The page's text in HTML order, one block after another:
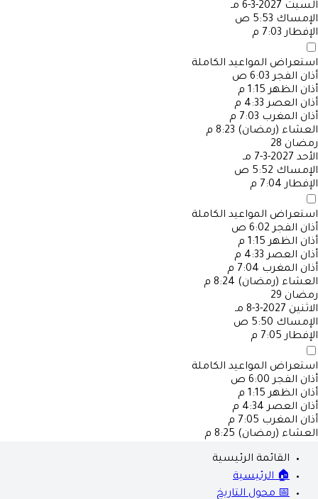
السبت 2027-3-6 مـ
الإمساك 5:53 ص
الإفطار 7:03 م
استعراض المواعيد الكاملة
أذان الفجر 6:03 ص
أذان الظهر 1:15 م
أذان العصر 4:33 م
أذان المغرب 7:03 م
العشاء (رمضان) 8:23 م
رمضان 28
الأحد 2027-3-7 مـ
الإمساك 5:52 ص
الإفطار 7:04 م
استعراض المواعيد الكاملة
أذان الفجر 6:02 ص
أذان الظهر 1:15 م
أذان العصر 4:33 م
أذان المغرب 7:04 م
العشاء (رمضان) 8:24 م
رمضان 29
الاثنين 2027-3-8 مـ
الإمساك 5:50 ص
الإفطار 7:05 م
استعراض المواعيد الكاملة
أذان الفجر 6:00 ص
أذان الظهر 1:15 م
أذان العصر 4:34 م
أذان المغرب 7:05 م
العشاء (رمضان) 8:25 م
القائمة الرئيسية
🏠 الرئيسية
📅 محول التاريخ